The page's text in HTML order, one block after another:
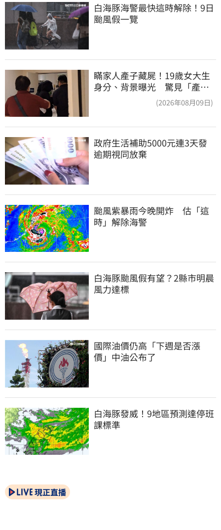
白海豚海警最快這時解除！9日
颱風假一覽
瞞家人產子藏屍！19歲女大生
身分、背景曝光 驚見「產檢
(2026年08月09日)
政府生活補助5000元連3天發
逾期視同放棄
颱風紫暴雨今晚開炸　估「這
時」解除海警
白海豚颱風假有望？2縣市明晨
風力達標
國際油價仍高「下週是否漲
價」中油公布了
白海豚發威！9地區預測達停班
課標準
現正直播